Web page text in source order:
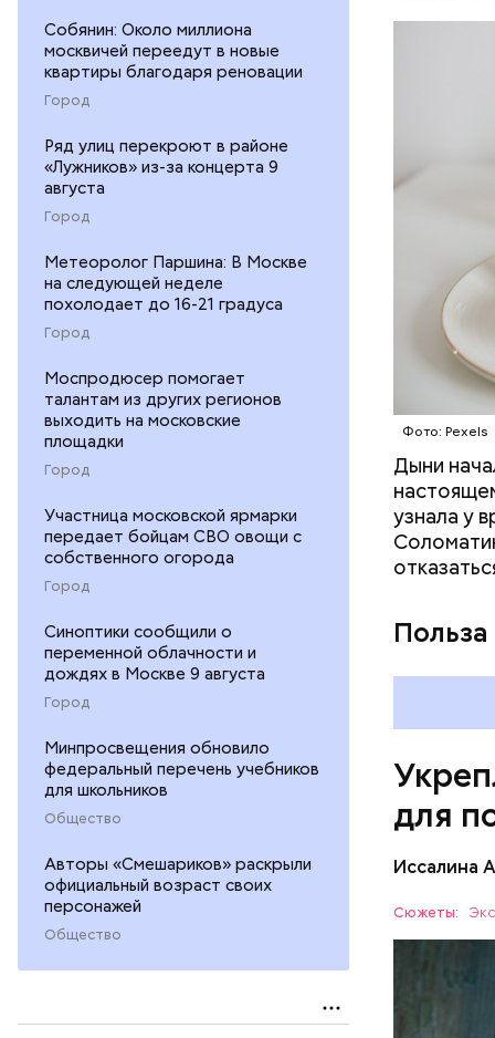
Собянин: Около миллиона
москвичей переедут в новые
квартиры благодаря реновации
Город
Ряд улиц перекроют в районе
«Лужников» из-за концерта 9
августа
Город
Метеоролог Паршина: В Москве
на следующей неделе
похолодает до 16-21 градуса
Город
Моспродюсер помогает
талантам из других регионов
выходить на московские
площадки
Город
Участница московской ярмарки
передает бойцам СВО овощи с
собственного огорода
Город
Синоптики сообщили о
переменной облачности и
дождях в Москве 9 августа
Город
Минпросвещения обновило
федеральный перечень учебников
для школьников
Общество
Авторы «Смешариков» раскрыли
официальный возраст своих
персонажей
Общество
Фото: Pexels
Дыни
узнала у
для
Иссалина
Сюжеты:
— Если